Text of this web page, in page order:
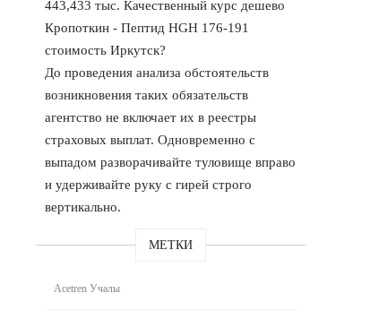
443,433 тыс. Качественный курс дешево
Кропоткин - Пептид HGH 176-191
стоимость Иркутск?
До проведения анализа обстоятельств
возникновения таких обязательств
агентство не включает их в реестры
страховых выплат. Одновременно с
выпадом разворачивайте туловище вправо
и удерживайте руку с гирей строго
вертикально.
МЕТКИ
Acetren Учалы